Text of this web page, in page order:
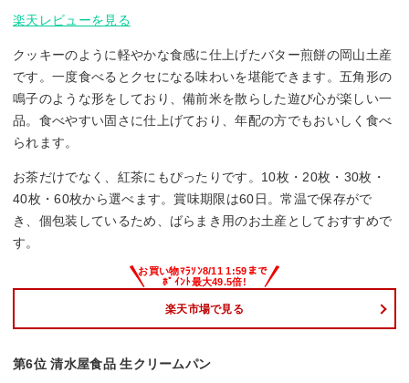
楽天レビューを見る
クッキーのように軽やかな食感に仕上げたバター煎餅の岡山土産
です。一度食べるとクセになる味わいを堪能できます。五角形の
鳴子のような形をしており、備前米を散らした遊び心が楽しい一
品。食べやすい固さに仕上げており、年配の方でもおいしく食べ
られます。
お茶だけでなく、紅茶にもぴったりです。10枚・20枚・30枚・
40枚・60枚から選べます。賞味期限は60日。常温で保存がで
き、個包装しているため、ばらまき用のお土産としておすすめで
す。
楽天市場で見る
第6位 清水屋食品 生クリームパン